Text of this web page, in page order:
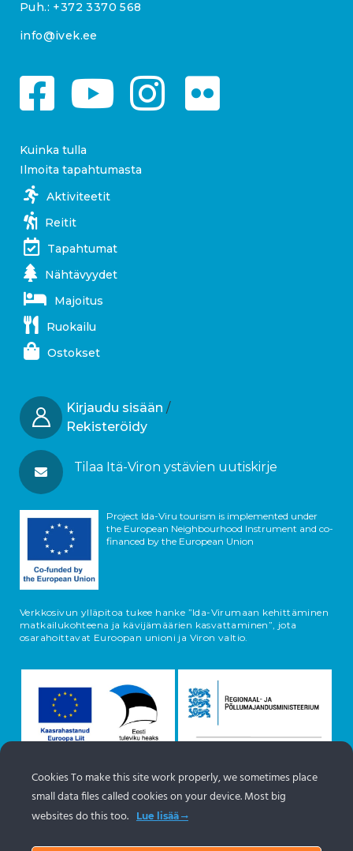
Puh.: +372 3370 568
info@ivek.ee
Kuinka tulla
Ilmoita tapahtumasta
Aktiviteetit
Reitit
Tapahtumat
Nähtävyydet
Majoitus
Ruokailu
Ostokset
Kirjaudu sisään /
Rekisteröidy
Tilaa Itä-Viron ystävien uutiskirje
Project Ida-Viru tourism is implemented under
the European Neighbourhood Instrument and co-
financed by the European Union
Verkkosivun ylläpitoa tukee hanke ”Ida-Virumaan kehittäminen
matkailukohteena ja kävijämäärien kasvattaminen”, jota
osarahoittavat Euroopan unioni ja Viron valtio.
Tietoja esineistä tulee Viron matkailuportaalista
Cookies To make this site work properly, we sometimes place
small data files called cookies on your device. Most big
websites do this too.
Lue lisää